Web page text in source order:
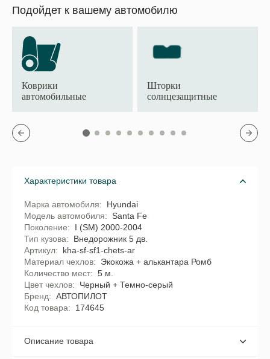
Подойдет к вашему автомобилю
Коврики
автомобильные
Шторки
солнцезащитные
Характеристики товара
Марка автомобиля
Hyundai
Модель автомобиля
Santa Fe
Поколение
I (SM) 2000-2004
Тип кузова
Внедорожник 5 дв.
Артикул
kha-sf-sf1-chets-ar
Материал чехлов
Экокожа + алькантара Ромб
Количество мест
5 м.
Цвет чехлов
Черный + Темно-серый
Бренд
АВТОПИЛОТ
Код товара
174645
Описание товара